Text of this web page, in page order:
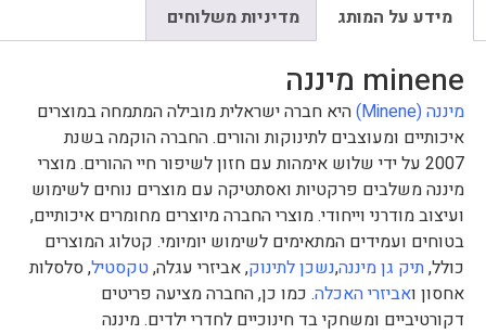
מידע על המותג מדיניות משלוחים
minene מיננה
מיננה (Minene)
היא חברה ישראלית מובילה המתמחה במוצרים
איכותיים ומעוצבים לתינוקות והורים. החברה הוקמה בשנת
2007 על ידי שלוש אימהות עם חזון לשיפור חיי ההורים. מוצרי
מיננה משלבים פרקטיות ואסתטיקה עם מוצרים נוחים לשימוש
ועיצוב מודרני וייחודי. מוצרי החברה מיוצרים מחומרים איכותיים,
בטוחים ועמידים המתאימים לשימוש יומיומי. קטלוג המוצרים
כולל,תיק גן מיננה,נשכן לתינוק, אביזרי עגלה,טקסטיל, סלסלות
אחסון ואביזרי האכלה. כמו כן, החברה מציעה פריטים
דקורטיביים ומשחקי בד חינוכיים לחדרי ילדים. מיננה